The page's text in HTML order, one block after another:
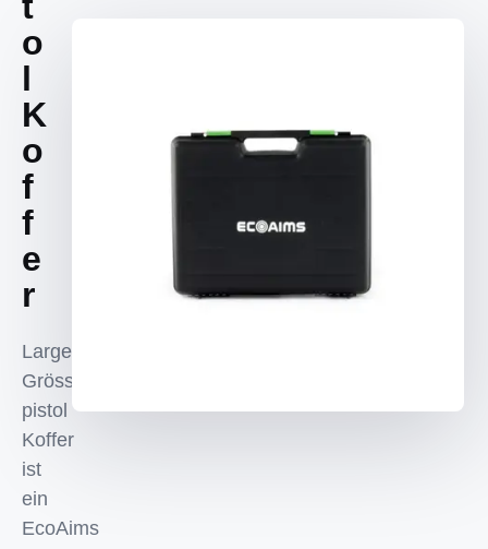
o
l
K
o
f
f
e
r
Large
Grösse
pistol
Koffer
ist
ein
EcoAims